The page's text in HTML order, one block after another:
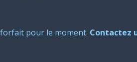
pour le moment. Contactez